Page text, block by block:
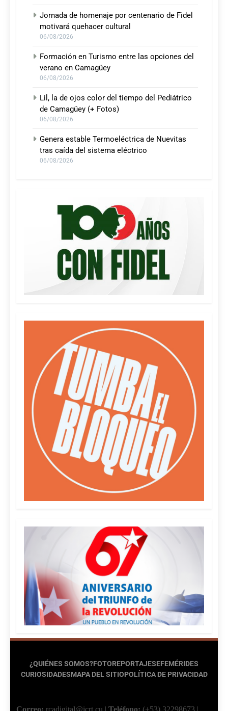
Jornada de homenaje por centenario de Fidel
motivará quehacer cultural
06/08/2026
Formación en Turismo entre las opciones del
verano en Camagüey
06/08/2026
Lil, la de ojos color del tiempo del Pediátrico
de Camagüey (+ Fotos)
06/08/2026
Genera estable Termoeléctrica de Nuevitas
tras caída del sistema eléctrico
06/08/2026
¿QUIÉNES SOMOS?FOTOREPORTAJESEFEMÉRIDES
CURIOSIDADESMAPA DEL SITIOPOLÍTICA DE PRIVACIDAD